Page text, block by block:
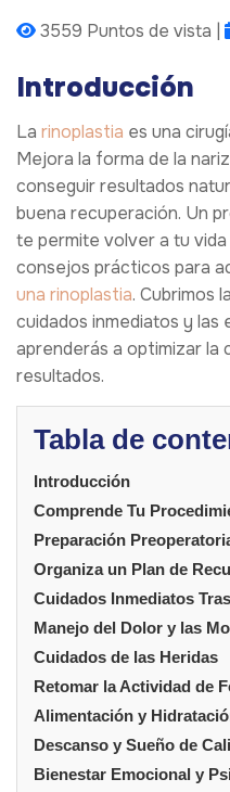
3559 Puntos de vista |
Introducción
La rinoplastia es una
Mejora la forma de la
conseguir resultados
buena recuperación. Un
te permite volver a tu vida
consejos prácticos para
una rinoplastia. Cubrimos
cuidados inmediatos y las
aprenderás a optimizar la
resultados.
Tabla de
Introducción
Comprende Tu
Preparación
Organiza un Plan de
Cuidados Inmediatos
Manejo del Dolor y las
Cuidados de las Heridas
Retomar la Actividad de
Alimentación y
Descanso y Sueño de
Bienestar Emocional y